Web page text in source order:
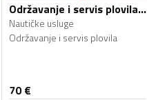
Održavanje i servis plovila - Nautičke usluge
Nautičke usluge
Održavanje i servis plovila
70€